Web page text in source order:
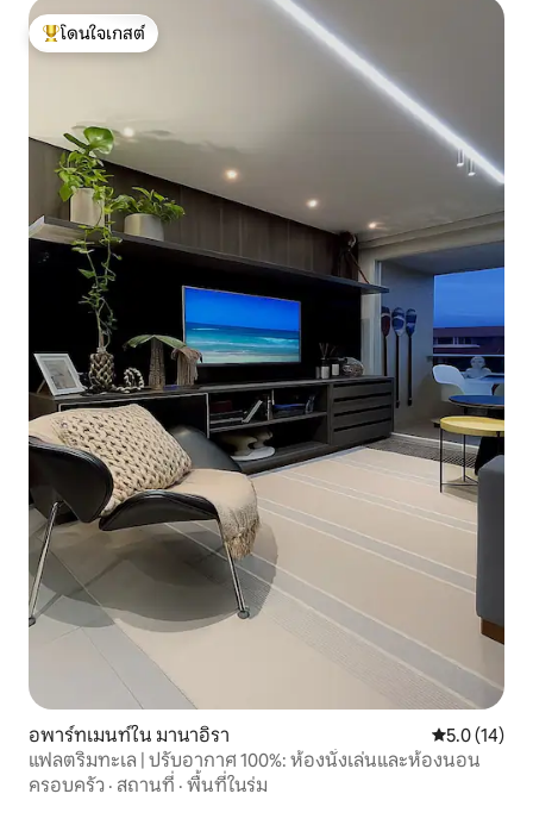
โดนใจเกสต์ที่สุด
โดนใจเกสต์
อพาร์ทเมนท์ใน มานาอิรา คะแนนเฉลี่ย
5.0 (14)
แฟลตริมทะเล | ปรับอากาศ 100%: ห้องนั่งเล่นและห้องนอน
ครอบครัว · สถานที่ · พื้นที่ในร่ม